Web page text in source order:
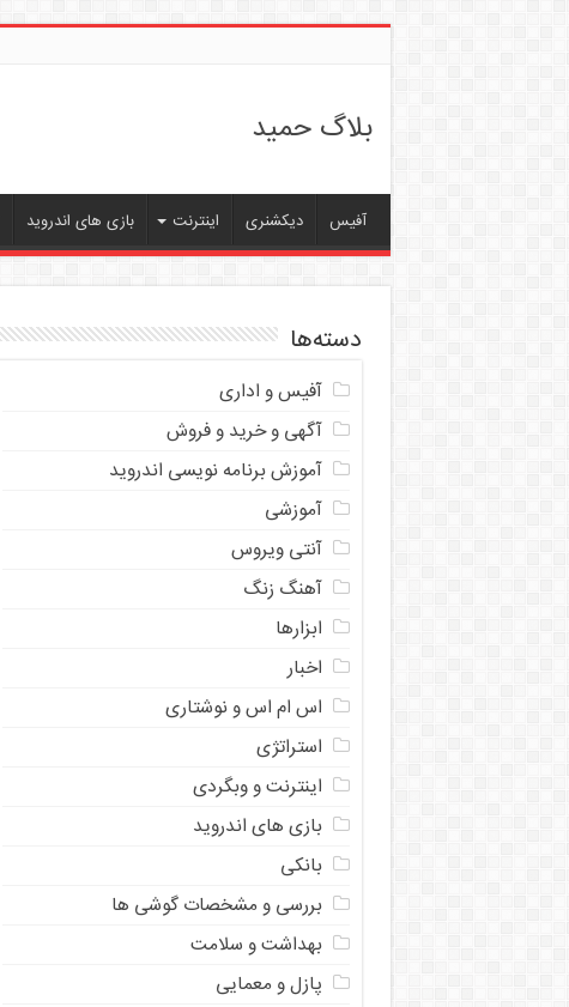
بلاگ حمید
آفیس دیکشنری اینترنت بازی های اندروید
دسته‌ها
آفیس و اداری
آگهی و خرید و فروش
آموزش برنامه نویسی اندروید
آموزشی
آنتی ویروس
آهنگ زنگ
ابزارها
اخبار
اس ام اس و نوشتاری
استراتژی
اینترنت و وبگردی
بازی های اندروید
بانکی
بررسی و مشخصات گوشی ها
بهداشت و سلامت
پازل و معمایی